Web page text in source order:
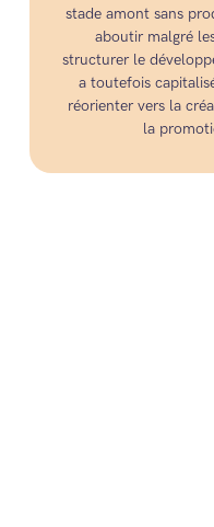
stade amont sans
aboutir malgré
structurer le
a toutefois
réorienter vers la
la